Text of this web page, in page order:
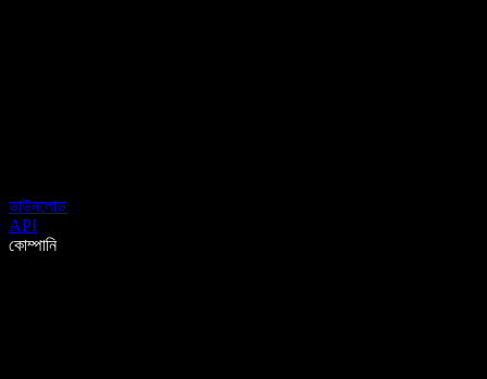
ডাউনলোড
API
কোম্পানি